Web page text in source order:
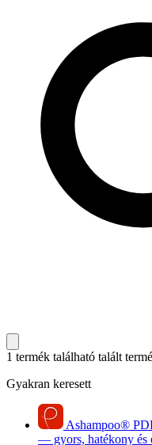
1 termék található talált
Gyakran keresett
Ashampoo®
— gyors, hatékony és